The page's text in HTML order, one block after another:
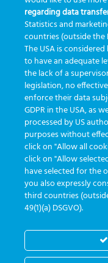
inovação ISO15189
preanalitica
Pré-analítica qualidade
rotina laboratorial saúde
Transformação
VACUETTE®
regarding data
Statistics and
countries (outside the
The USA is
to have an adequate
the lack of a
legislation, no
enforce their data
GDPR in the USA, as
processed by US
purposes without
click on "Allow all
click on "Allow
have selected for the
you also expressly
third countries
49(1)(a) DSGVO).